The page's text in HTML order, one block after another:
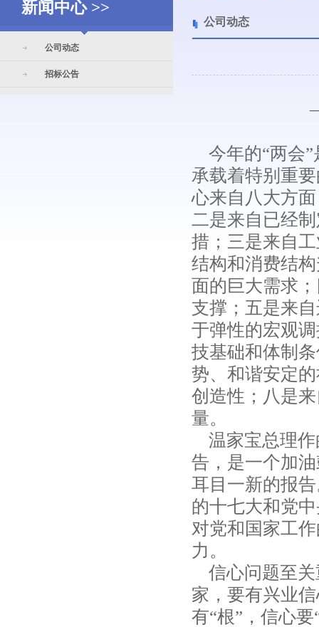
新闻中心 >>
公司动态
招标公告
公司动态
今年的“两会”
承载着特别重
心来自八大方
二是来自已经
措；三是来自
结构和消费结
面的巨大需求
支撑；五是来
于弹性的宏观
技基础和体制
势、和谐安定
创造性；八是
量。
温家宝总理作
告，是一个加
耳目一新的报
的十七大和党
对党和国家工
力。
信心问题至关
家，要有兴业
有“根”，信心